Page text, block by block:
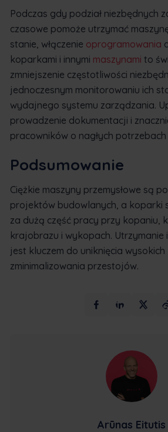
Podczas gdy podział niezbędnych
czasowe pomoże utrzymać
stanie, włączenie oprogramowania
koparkami i innymi maszynami to
zmniejszenie częstotliwości
jednoczesnym monitorowaniu ich
wydajnego systemu zarządzania.
prowadzenie dokumentacji i
pracowników o nagłych
Podsumowanie
Ciężkie maszyny przemysłowe są
projektów budowlanych, a koparki
za dużą część pracy przy kopaniu,
krajobrazu i wykopach. Utrzymanie
jest kluczem do uniknięcia
zminimalizowania przestojów.
Arūnas Eitutis